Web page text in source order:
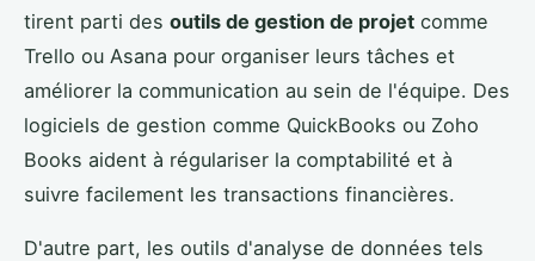
tirent parti des outils de gestion de projet comme
Trello ou Asana pour organiser leurs tâches et
améliorer la communication au sein de l'équipe. Des
logiciels de gestion comme QuickBooks ou Zoho
Books aident à régulariser la comptabilité et à
suivre facilement les transactions financières.
D'autre part, les outils d'analyse de données tels